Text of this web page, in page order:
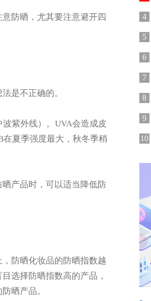
防晒，尤其要注意避开四
是不正确的。
紫外线）。UVA会造成皮
夏季强度最大，秋冬季稍
产品时，可以适当降低防
防晒化妆品的防晒指数越
选择防晒指数高的产品，
晒产品。